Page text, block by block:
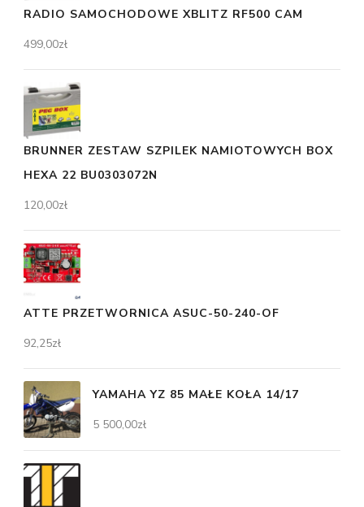
RADIO SAMOCHODOWE XBLITZ RF500 CAM
499,00zł
BRUNNER ZESTAW SZPILEK NAMIOTOWYCH BOX
HEXA 22 BU0303072N
120,00zł
ATTE PRZETWORNICA ASUC-50-240-OF
92,25zł
YAMAHA YZ 85 MAŁE KOŁA 14/17
5 500,00zł